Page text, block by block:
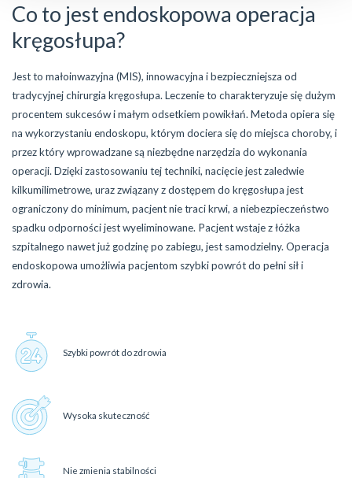
Co to jest endoskopowa operacja
kręgosłupa?
Jest to małoinwazyjna (MIS), innowacyjna i bezpieczniejsza od
tradycyjnej chirurgia kręgosłupa. Leczenie to charakteryzuje się dużym
procentem sukcesów i małym odsetkiem powikłań. Metoda opiera się
na wykorzystaniu endoskopu, którym dociera się do miejsca choroby, i
przez który wprowadzane są niezbędne narzędzia do wykonania
operacji. Dzięki zastosowaniu tej techniki, nacięcie jest zaledwie
kilkumilimetrowe, uraz związany z dostępem do kręgosłupa jest
ograniczony do minimum, pacjent nie traci krwi, a niebezpieczeństwo
spadku odporności jest wyeliminowane. Pacjent wstaje z łóżka
szpitalnego nawet już godzinę po zabiegu, jest samodzielny. Operacja
endoskopowa umożliwia pacjentom szybki powrót do pełni sił i
zdrowia.
Szybki powrót do zdrowia
Wysoka skuteczność
Nie zmienia stabilności